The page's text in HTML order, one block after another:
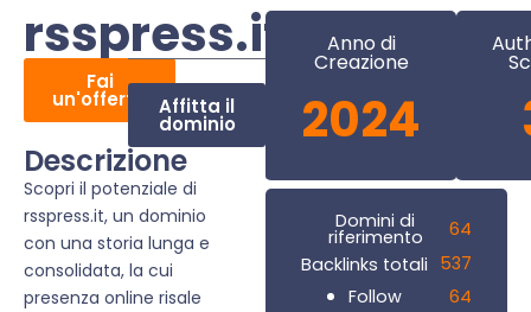
rsspress.it
Fai
un'offerta Affitta il
dominio
Descrizione
Scopri il potenziale di
rsspress.it, un dominio
con una storia lunga e
consolidata, la cui
presenza online risale
Anno di
Creazione
2024
Domini di
riferimento
64
Backlinks totali 537
Follow
64